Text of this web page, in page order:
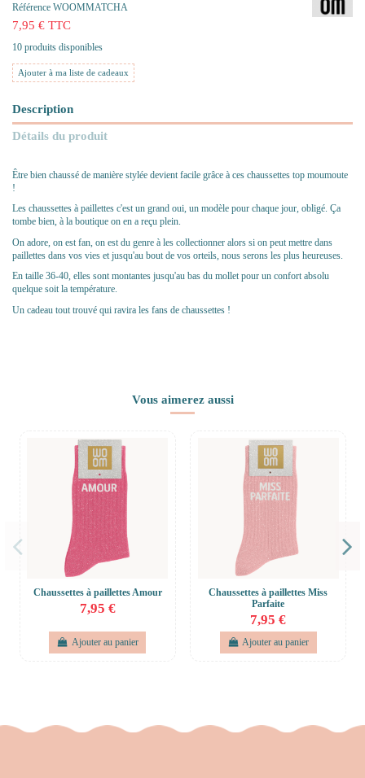
Référence WOOMMATCHA
7,95 € TTC
10 produits disponibles
Ajouter à ma liste de cadeaux
Description
Détails du produit
Être bien chaussé de manière stylée devient facile grâce à ces chaussettes top moumoute
!
Les chaussettes à paillettes c'est un grand oui, un modèle pour chaque jour, obligé. Ça
tombe bien, à la boutique on en a reçu plein.
On adore, on est fan, on est du genre à les collectionner alors si on peut mettre dans
paillettes dans vos vies et jusqu'au bout de vos orteils, nous serons les plus heureuses.
En taille 36-40, elles sont montantes jusqu'au bas du mollet pour un confort absolu
quelque soit la température.
Un cadeau tout trouvé qui ravira les fans de chaussettes !
Vous aimerez aussi
Chaussettes à paillettes Amour
7,95 €
Ajouter au panier
Chaussettes à paillettes Miss
Parfaite
7,95 €
Ajouter au panier